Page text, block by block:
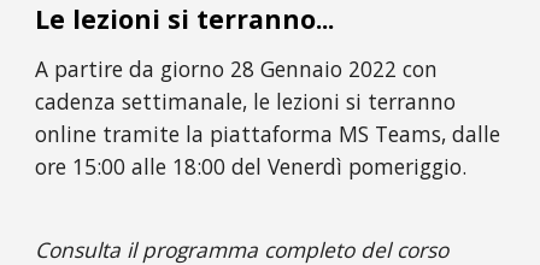
Le lezioni si terranno...
A partire da giorno 28 Gennaio 2022 con
cadenza settimanale, le lezioni si terranno
online tramite la piattaforma MS Teams, dalle
ore 15:00 alle 18:00 del Venerdì pomeriggio.
Consulta il programma completo del corso